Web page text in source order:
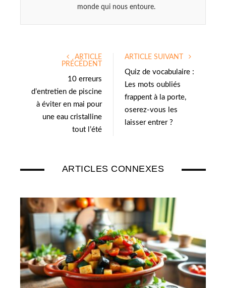
monde qui nous entoure.
ARTICLE
PRÉCÉDENT
10 erreurs
d’entretien de piscine
à éviter en mai pour
une eau cristalline
tout l’été
ARTICLE SUIVANT
Quiz de vocabulaire :
Les mots oubliés
frappent à la porte,
oserez-vous les
laisser entrer ?
ARTICLES CONNEXES